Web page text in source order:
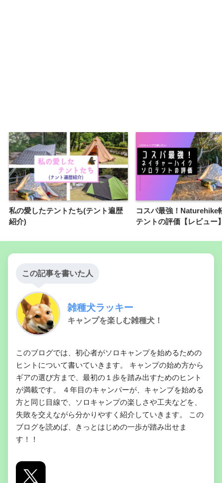
私の愛したテントたち(テント遍歴
紹介)
コスパ最強！Naturehike
テントの評価【レビュー
この記事を書いた人
雑種犬ラッキー
キャンプを楽しむ雑種犬！
このブログでは、初心者がソロキャンプを始めるための
ヒントについて書いていきます。 キャンプの始め方から
ギアの選び方まで、最初の１歩を踏み出すためのヒント
が満載です。 ４年目のキャンパーが、キャンプを始める
方と同じ目線で、ソロキャンプの楽しさや工夫などを、
失敗を交えながら分かりやすく紹介していきます。 この
ブログを読めば、きっとはじめの一歩が踏み出せま
す！！